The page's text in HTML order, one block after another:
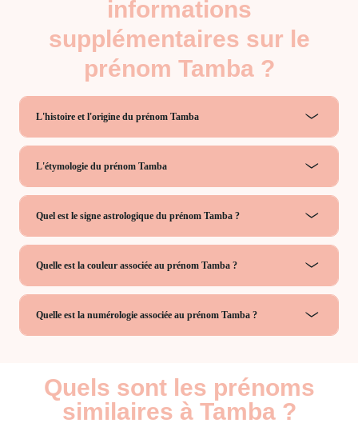
informations
supplémentaires sur le
prénom Tamba ?
L'histoire et l'origine du prénom Tamba
L'étymologie du prénom Tamba
Quel est le signe astrologique du prénom Tamba ?
Quelle est la couleur associée au prénom Tamba ?
Quelle est la numérologie associée au prénom Tamba ?
Quels sont les prénoms
similaires à Tamba ?